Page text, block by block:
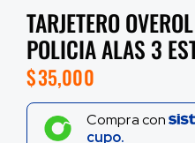
TARJETERO
POLICIA ALAS 3
$35,000
Compra con
cupo.